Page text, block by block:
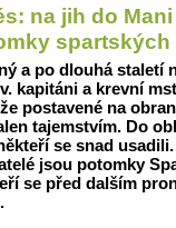
na jih do
a po dlouhá staletí
kapitáni a krevní
postavené na
tajemstvím. Do
se snad
jsou potomky
se před dalším